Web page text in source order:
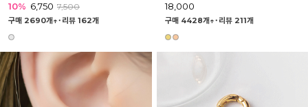
10% 6,750 7,500
구매 2690개↑˙ 리뷰 162개
18,000
구매 4428개↑˙ 리뷰 211개